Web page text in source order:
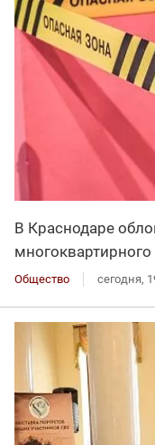
В Краснодаре
Общество сегодня,